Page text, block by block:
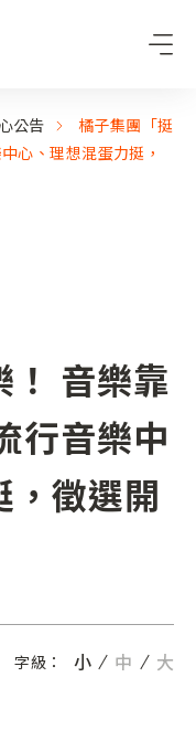
公告
橘子集團「挺
心、理想混蛋力挺，
！ 音樂靠
行音樂中
，徵選開
字級： 小 中 大